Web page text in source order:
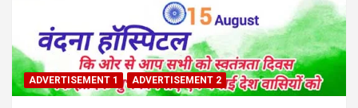
ADVERTISEMENT 1 ADVERTISEMENT 2